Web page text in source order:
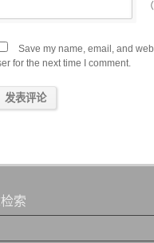
Save my name, email, and
for the next time I comment.
索